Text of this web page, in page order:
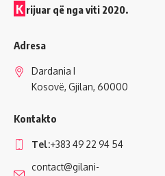
K rijuar që nga viti 2020.
Adresa
Dardania I
Kosovë, Gjilan, 60000
Kontakto
Tel:+383 49 22 94 54
contact@gilani-